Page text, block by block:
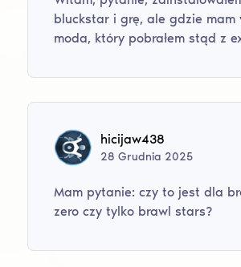
bluckstar i grę, ale gdzie mam
moda, który pobrałem stąd z
hicijaw438
28Grudnia 2025
Mam pytanie: czy to jest dla
zero czy tylko brawl stars?